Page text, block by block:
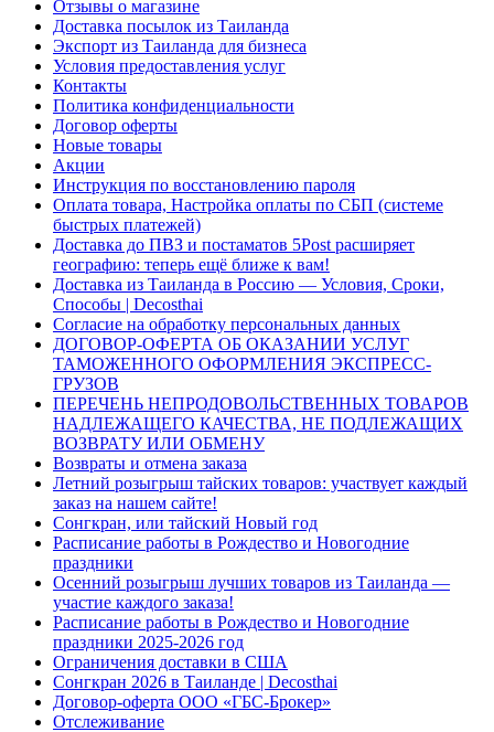
Отзывы о магазине
Доставка посылок из Таиланда
Экспорт из Таиланда для бизнеса
Условия предоставления услуг
Контакты
Политика конфиденциальности
Договор оферты
Новые товары
Акции
Инструкция по восстановлению пароля
Оплата товара, Настройка оплаты по СБП (системе
быстрых платежей)
Доставка до ПВЗ и постаматов 5Post расширяет
географию: теперь ещё ближе к вам!
Доставка из Таиланда в Россию — Условия, Сроки,
Способы | Decosthai
Согласие на обработку персональных данных
ДОГОВОР-ОФЕРТА ОБ ОКАЗАНИИ УСЛУГ
ТАМОЖЕННОГО ОФОРМЛЕНИЯ ЭКСПРЕСС-
ГРУЗОВ
ПЕРЕЧЕНЬ НЕПРОДОВОЛЬСТВЕННЫХ ТОВАРОВ
НАДЛЕЖАЩЕГО КАЧЕСТВА, НЕ ПОДЛЕЖАЩИХ
ВОЗВРАТУ ИЛИ ОБМЕНУ
Возвраты и отмена заказа
Летний розыгрыш тайских товаров: участвует каждый
заказ на нашем сайте!
Сонгкран, или тайский Новый год
Расписание работы в Рождество и Новогодние
праздники
Осенний розыгрыш лучших товаров из Таиланда —
участие каждого заказа!
Расписание работы в Рождество и Новогодние
праздники 2025-2026 год
Ограничения доставки в США
Сонгкран 2026 в Таиланде | Decosthai
Договор-оферта ООО «ГБС-Брокер»
Отслеживание